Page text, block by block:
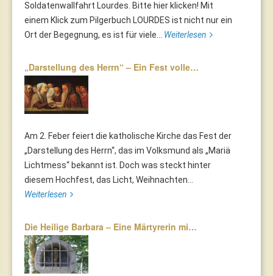
Soldatenwallfahrt Lourdes. Bitte hier klicken! Mit
einem Klick zum Pilgerbuch LOURDES ist nicht nur ein
Ort der Begegnung, es ist für viele... Weiterlesen
„Darstellung des Herrn“ – Ein Fest volle…
Am 2. Feber feiert die katholische Kirche das Fest der
„Darstellung des Herrn“, das im Volksmund als „Mariä
Lichtmess“ bekannt ist. Doch was steckt hinter
diesem Hochfest, das Licht, Weihnachten...
Weiterlesen
Die Heilige Barbara – Eine Märtyrerin mi…